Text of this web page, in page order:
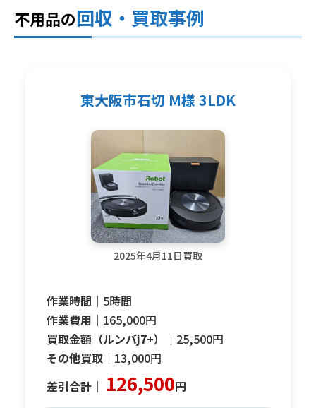
不用品の回収・買取事例
東大阪市石切 M様 3LDK
2025年4月11日買取
作業時間｜ 5時間
作業費用｜ 165,000円
買取金額（ルンバj7+）｜ 25,500円
その他買取｜ 13,000円
差引合計｜ 126,500円